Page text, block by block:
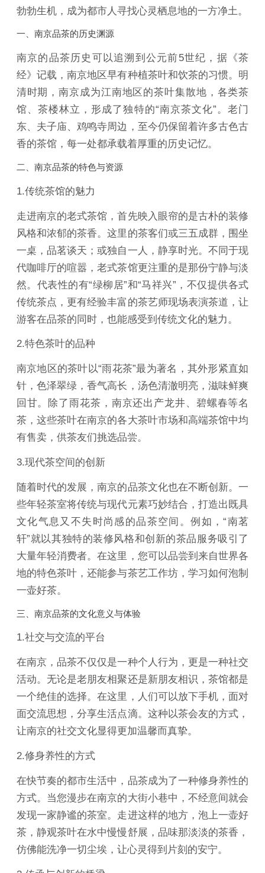
勃勃生机，成为都市人寻找心灵栖息地的一方净土。
一、南京品茶的历史渊源
南京的品茶历史可以追溯到公元前5世纪，据《茶
经》记载，南京地区早有种植茶叶和饮茶的习惯。明
清时期，南京成为江南地区的茶叶集散地，各类茶
馆、茶楼林立，形成了独特的“南京茶文化”。老门
东、夫子庙、鸡鸣寺周边，至今仍保留着许多古色古
香的茶馆，每一处都承载着厚重的历史记忆。
二、南京品茶的特色与资源
1.传统茶馆的魅力
走进南京的老式茶馆，首先映入眼帘的是古朴的装修
风格和浓郁的茶香。这里的茶客们或三五成群，围坐
一桌，品茗谈天；或独自一人，静享时光。不同于现
代咖啡厅的喧嚣，老式茶馆更注重的是那份宁静与淡
然。代表性的有“绿柳居”和“马祥兴”，不仅提供各式
传统茶点，更有经验丰富的茶艺师现场表演茶道，让
游客在品茶的同时，也能感受到传统文化的魅力。
2.特色茶叶的品种
南京地区的茶叶以“雨花茶”最为著名，其外形紧直如
针，色泽翠绿，香气高长，汤色清澈明亮，滋味鲜爽
回甘。除了雨花茶，南京还出产龙井、碧螺春等名
茶，这些茶叶在南京的各大茶叶市场和高端茶馆中均
有售卖，供茶友们挑选品尝。
3.现代茶空间的创新
随着时代的发展，南京的品茶文化也在不断创新。一
些年轻茶室将传统与现代元素巧妙结合，打造出既具
文化气息又不失时尚感的品茶空间。例如，“南茗
轩”就以其独特的装修风格和创新的茶品服务吸引了
大量年轻消费者。在这里，您可以品尝到来自世界各
地的特色茶叶，还能参与茶艺工作坊，学习如何泡制
一壶好茶。
三、南京品茶的文化意义与体验
1.社交与交流的平台
在南京，品茶不仅仅是一种个人行为，更是一种社交
活动。无论是老朋友相聚还是新朋友相识，茶馆都是
一个绝佳的选择。在这里，人们可以放下手机，面对
面交流思想，分享生活点滴。这种以茶会友的方式，
让南京的社交文化显得更加温馨而真挚。
2.修身养性的方式
在快节奏的都市生活中，品茶成为了一种修身养性的
方式。当您漫步在南京的大街小巷中，不经意间就会
发现一家静谧的茶室。走进这样的地方，泡上一壶好
茶，静观茶叶在水中慢慢舒展，品味那淡淡的茶香，
仿佛能洗净一切尘埃，让心灵得到片刻的安宁。